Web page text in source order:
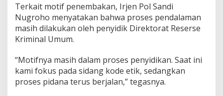
Terkait motif penembakan, Irjen Pol Sandi
Nugroho menyatakan bahwa proses pendalaman
masih dilakukan oleh penyidik Direktorat Reserse
Kriminal Umum.
“Motifnya masih dalam proses penyidikan. Saat ini
kami fokus pada sidang kode etik, sedangkan
proses pidana terus berjalan,” tegasnya.